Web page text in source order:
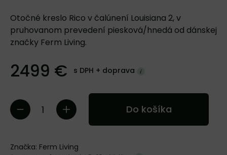
Otočné kreslo Rico v čalúnení Louisiana 2, v
pruhovanom prevedení piesková/hnedá od dánskej
značky Ferm Living.
2499 € s DPH + doprava
Do košíka
Značka: Ferm Living